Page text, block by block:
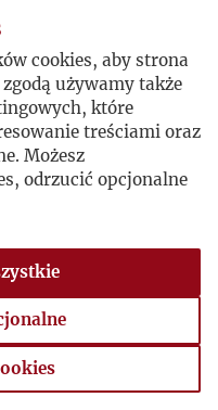
cookies, aby strona
zgodą używamy także
które
treściami oraz
Możesz
odrzucić opcjonalne